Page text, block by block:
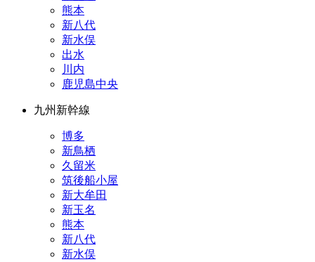
熊本
新八代
新水俣
出水
川内
鹿児島中央
九州新幹線
博多
新鳥栖
久留米
筑後船小屋
新大牟田
新玉名
熊本
新八代
新水俣